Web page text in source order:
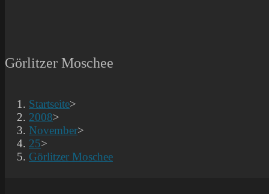
Görlitzer Moschee
Startseite>
2008>
November>
25>
Görlitzer Moschee